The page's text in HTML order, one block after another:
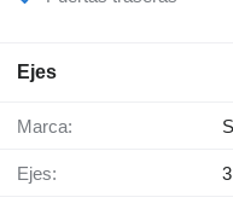
Ejes
Marca:
Ejes: 3